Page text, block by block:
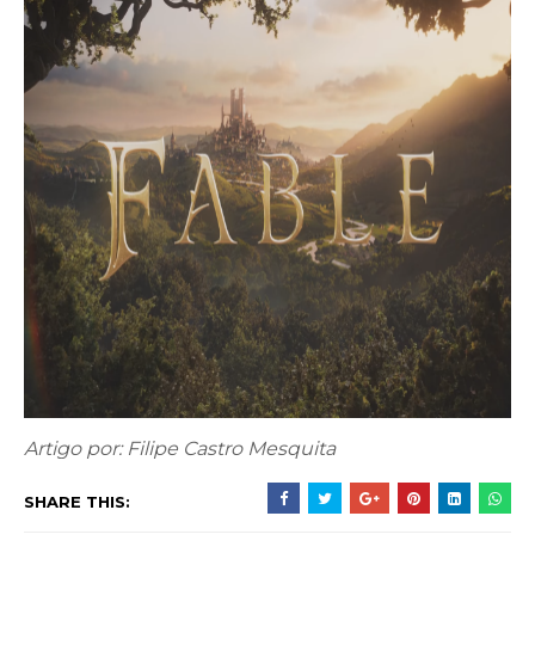
Artigo por: Filipe Castro Mesquita
SHARE THIS: